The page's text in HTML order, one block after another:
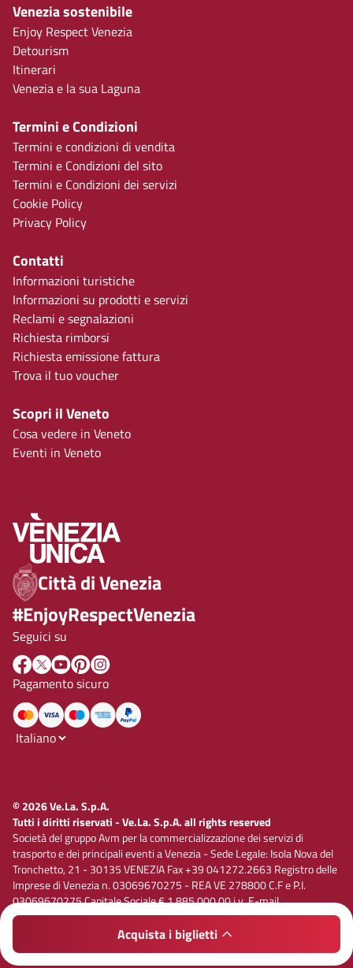
Acquista i biglietti
Venezia sostenibile
Enjoy Respect Venezia
Detourism
Itinerari
Venezia e la sua Laguna
Termini e Condizioni
Termini e condizioni di vendita
Termini e Condizioni del sito
Termini e Condizioni dei servizi
Cookie Policy
Privacy Policy
Contatti
Informazioni turistiche
Informazioni su prodotti e servizi
Reclami e segnalazioni
Richiesta rimborsi
Richiesta emissione fattura
Trova il tuo voucher
Scopri il Veneto
Cosa vedere in Veneto
Eventi in Veneto
Città di Venezia
#EnjoyRespectVenezia
Seguici su
Pagamento sicuro
© 2026 Ve.La. S.p.A.
Tutti i diritti riservati - Ve.La. S.p.A. all rights reserved
Società del gruppo Avm per la commercializzazione dei servizi di
trasporto e dei principali eventi a Venezia - Sede Legale: Isola Nova del
Tronchetto, 21 - 30135 VENEZIA Fax +39 041272.2663 Registro delle
Imprese di Venezia n. 03069670275 - REA VE 278800 C.F e P.I.
03069670275 Capitale Sociale € 1.885.000,00 i.v. E-mail
vela@velaspa.com. PEC velaspa@legalmail.it Società soggetta
all’attività di direzione e coordinamento di Avm S.p.A.
Privacy policyCookie policy